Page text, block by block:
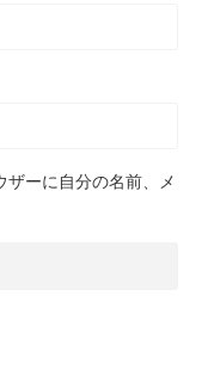
ザーに自分の名前、メ